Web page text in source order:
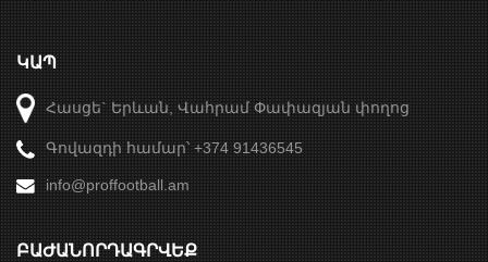
ԿԱՊ
Հասցե` Երևան, Վահրամ Փափազյան փողոց
Գովազդի համար՝ +374 91436545
info@proffootball.am
ԲԱԺԱՆՈՐԴԱԳՐՎԵՔ